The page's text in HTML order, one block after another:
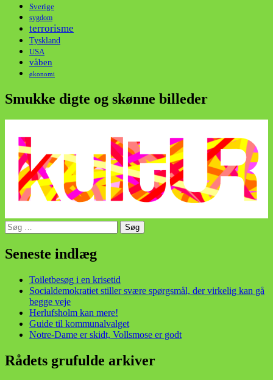
Sverige
sygdom
terrorisme
Tyskland
USA
våben
økonomi
Smukke digte og skønne billeder
Søg
efter:
Seneste indlæg
Toiletbesøg i en krisetid
Socialdemokratiet stiller svære spørgsmål, der virkelig kan gå
begge veje
Herlufsholm kan mere!
Guide til kommunalvalget
Notre-Dame er skidt, Vollsmose er godt
Rådets grufulde arkiver